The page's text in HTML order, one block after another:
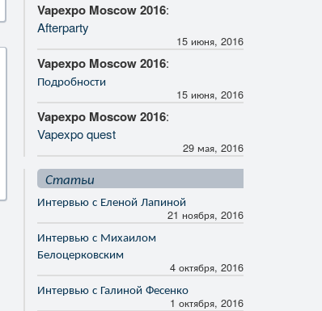
Vapexpo Moscow 2016:
Afterparty
15 июня, 2016
Vapexpo Moscow 2016:
Подробности
15 июня, 2016
Vapexpo Moscow 2016:
Vapexpo quest
29 мая, 2016
Статьи
Интервью с Еленой Лапиной
21 ноября, 2016
Интервью с Михаилом
Белоцерковским
4 октября, 2016
Интервью с Галиной Фесенко
1 октября, 2016